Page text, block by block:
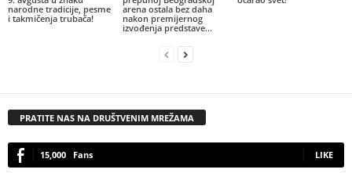
narodne tradicije, pesme
i takmičenja trubača!
arena ostala bez daha
nakon premijernog
izvođenja predstave...
PRATITE NAS NA DRUŠTVENIM MREŽAMA
15,000 Fans LIKE